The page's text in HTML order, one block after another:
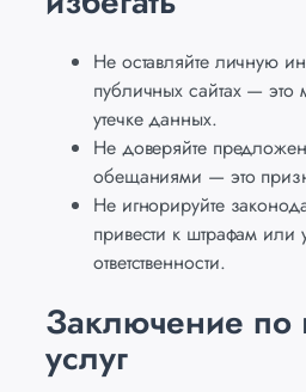
Не оставляйте личную
публичных сайтах — это
утечке данных.
Не доверяйте
обещаниями — это
Не игнорируйте
привести к штрафам или
ответственности.
Заключение по
услуг